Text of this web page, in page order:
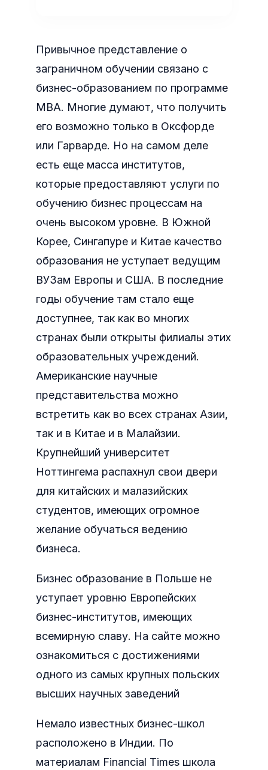
Привычное представление о
заграничном обучении связано с
бизнес-образованием по программе
МВА. Многие думают, что получить
его возможно только в Оксфорде
или Гарварде. Но на самом деле
есть еще масса институтов,
которые предоставляют услуги по
обучению бизнес процессам на
очень высоком уровне. В Южной
Корее, Сингапуре и Китае качество
образования не уступает ведущим
ВУЗам Европы и США. В последние
годы обучение там стало еще
доступнее, так как во многих
странах были открыты филиалы этих
образовательных учреждений.
Американские научные
представительства можно
встретить как во всех странах Азии,
так и в Китае и в Малайзии.
Крупнейший университет
Ноттингема распахнул свои двери
для китайских и малазийских
студентов, имеющих огромное
желание обучаться ведению
бизнеса.
Бизнес образование в Польше не
уступает уровню Европейских
бизнес-институтов, имеющих
всемирную славу. На сайте можно
ознакомиться с достижениями
одного из самых крупных польских
высших научных заведений
Немало известных бизнес-школ
расположено в Индии. По
материалам Financial Times школа